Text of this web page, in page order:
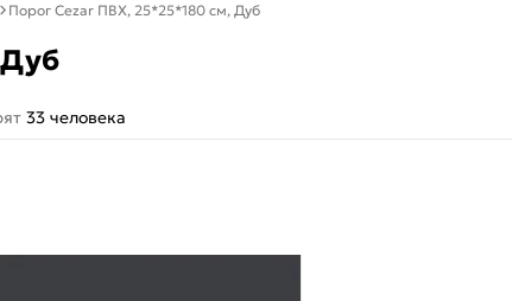
Порог Cezar ПВХ, 25*25*180 см, Дуб
33 человека